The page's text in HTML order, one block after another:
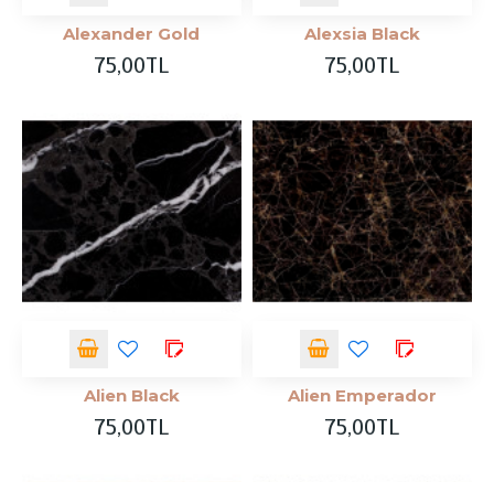
Alexander Gold
75,00TL
Alexsia Black
75,00TL
Alien Black
75,00TL
Alien Emperador
75,00TL